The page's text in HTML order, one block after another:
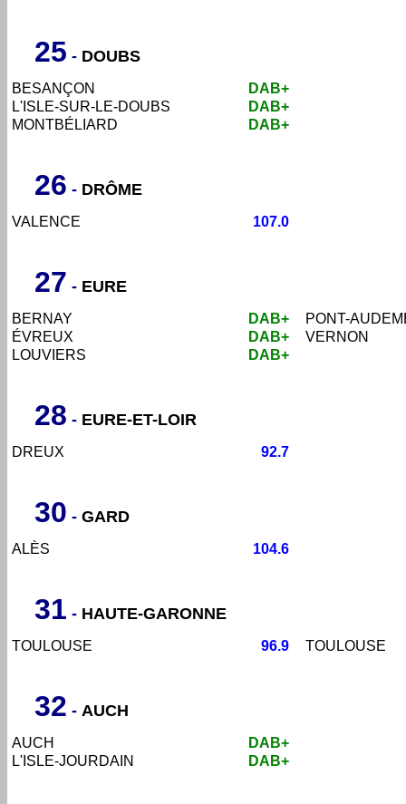
25 - DOUBS
BESANÇON
DAB+
L'ISLE-SUR-LE-DOUBS
DAB+
MONTBÉLIARD
DAB+
26 - DRÔME
VALENCE 107.0
27 - EURE
BERNAY DAB+
PONT-
ÉVREUX
DAB+
VERNON
LOUVIERS
DAB+
28 - EURE-ET-LOIR
DREUX 92.7
30 - GARD
ALÈS 104.6
31 - HAUTE-GARONNE
TOULOUSE 96.9 TOULOUSE
32 - AUCH
AUCH
DAB+
L'ISLE-JOURDAIN
DAB+